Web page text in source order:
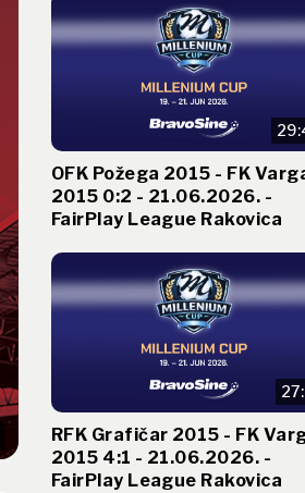
OFK Požega 2015 - FK
2015 0:2 - 21.06.2026. -
FairPlay League Rakovica
RFK Grafičar 2015 - FK
2015 4:1 - 21.06.2026. -
FairPlay League Rakovica